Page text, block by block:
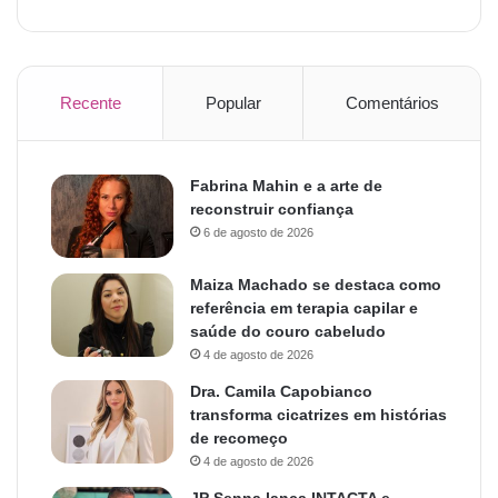
Recente Popular Comentários
Fabrina Mahin e a arte de
reconstruir confiança
6 de agosto de 2026
Maiza Machado se destaca como
referência em terapia capilar e
saúde do couro cabeludo
4 de agosto de 2026
Dra. Camila Capobianco
transforma cicatrizes em histórias
de recomeço
4 de agosto de 2026